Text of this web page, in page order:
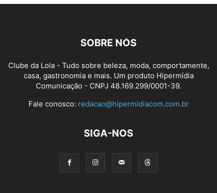
SOBRE NÓS
Clube da Lola - Tudo sobre beleza, moda, comportamente,
casa, gastronomia e mais. Um produto Hipermídia
Comunicação - CNPJ 48.169.299/0001-39.
Fale conosco: redacao@hipermidiacom.com.br
SIGA-NOS